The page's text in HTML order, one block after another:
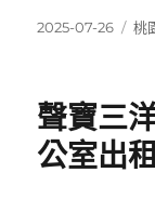
發
2025-07-26
分
桃
聲寶三
公室出